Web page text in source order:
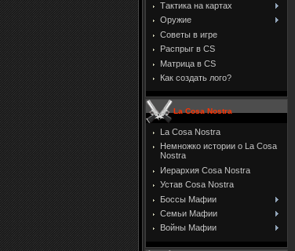
Тактика на картах
Оружие
Советы в игре
Распрыг в CS
Матрица в CS
Как создать лого?
La Cosa Nostra
La Cosa Nostra
Немножко истории о La Cosa
Nostra
Иерархия Cosa Nostra
Устав Cosa Nostra
Боссы Мафии
Семьи Мафии
Войны Мафии